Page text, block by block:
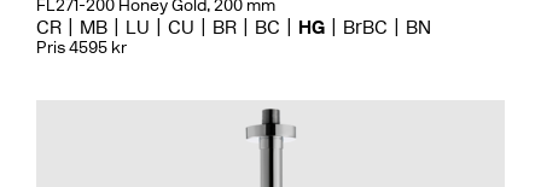
FL271-200 Honey Gold, 200 mm
CR MB LU CU BR BC HG BrBC BN
Pris 4595 kr